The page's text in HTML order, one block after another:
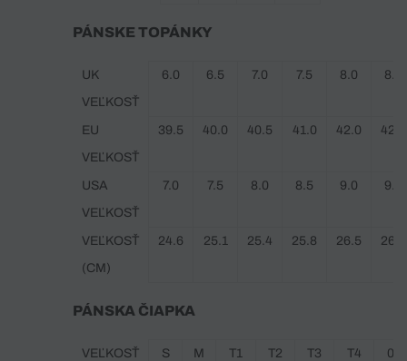
PÁNSKE TOPÁNKY
UK
VEĽKOSŤ
6.0 6.5 7.0 7.5 8.0 8.5
EU
VEĽKOSŤ
39.5 40.0 40.5 41.0 42.0 42.5
USA
VEĽKOSŤ
7.0 7.5 8.0 8.5 9.0 9.5
VEĽKOSŤ
(CM)
24.6 25.1 25.4 25.8 26.5 26.7
PÁNSKA ČIAPKA
VEĽKOSŤ
S M T1 T2 T3 T4
00 /